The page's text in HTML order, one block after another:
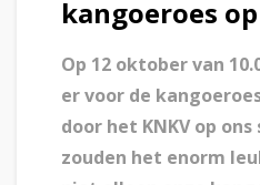
kangoeroes
Op 12 oktober van
er voor de
door het KNKV op
zouden het enorm